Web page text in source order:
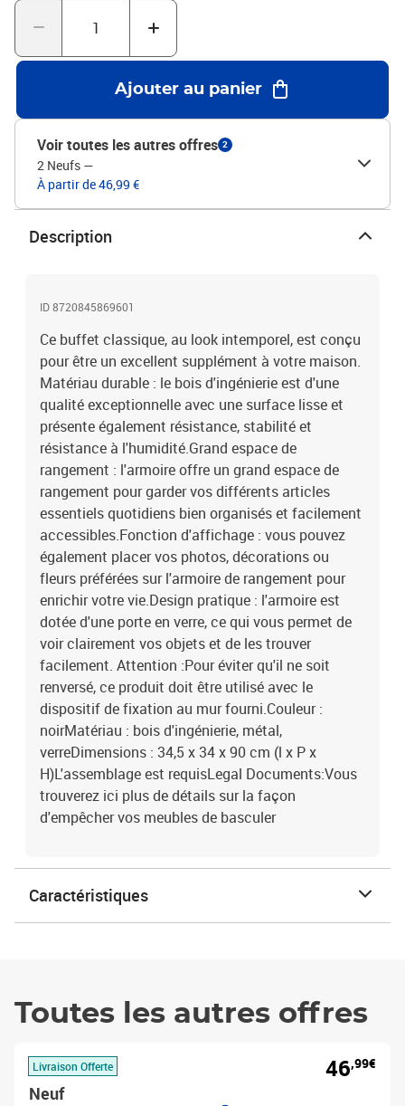
Ajouter au panier
Voir toutes les autres offres 2
2 Neufs —
À partir de 46,99 €
Description
ID 8720845869601
Ce buffet classique, au look intemporel, est conçu
pour être un excellent supplément à votre maison.
Matériau durable : le bois d'ingénierie est d'une
qualité exceptionnelle avec une surface lisse et
présente également résistance, stabilité et
résistance à l'humidité.Grand espace de
rangement : l'armoire offre un grand espace de
rangement pour garder vos différents articles
essentiels quotidiens bien organisés et facilement
accessibles.Fonction d'affichage : vous pouvez
également placer vos photos, décorations ou
fleurs préférées sur l'armoire de rangement pour
enrichir votre vie.Design pratique : l'armoire est
dotée d'une porte en verre, ce qui vous permet de
voir clairement vos objets et de les trouver
facilement. Attention :Pour éviter qu'il ne soit
renversé, ce produit doit être utilisé avec le
dispositif de fixation au mur fourni.Couleur :
noirMatériau : bois d'ingénierie, métal,
verreDimensions : 34,5 x 34 x 90 cm (l x P x
H)L'assemblage est requisLegal Documents:Vous
trouverez ici plus de détails sur la façon
d'empêcher vos meubles de basculer
Caractéristiques
Toutes les autres offres
Livraison Offerte
Neuf
46,99€